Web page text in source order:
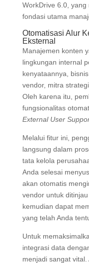
WorkDrive 6.0,
fondasi utama
Otomatisasi Alur
Eksternal
Manajemen konten
lingkungan internal
kenyataannya,
vendor, mitra
Oleh karena itu,
fungsionalitas
External User
Melalui fitur ini,
langsung dalam
tata kelola
Anda selesai
akan otomatis
vendor untuk
kemudian dapat
yang telah Anda
Untuk
integrasi data
menjadi sangat